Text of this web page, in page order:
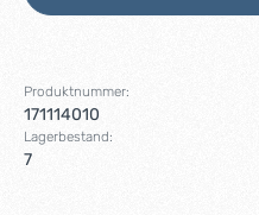
Produktnummer:
171114010
Lagerbestand:
7